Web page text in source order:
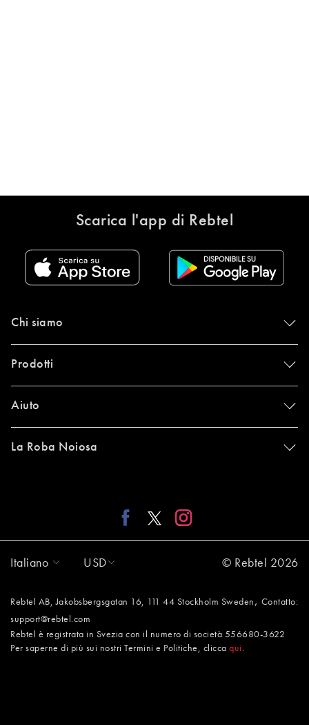
Scarica l'app di Rebtel
Chi siamo
Prodotti
Aiuto
La Roba Noiosa
Italiano USD © Rebtel 2026
Rebtel AB, Jakobsbergsgatan 16, 111 44 Stockholm Sweden , Contatto:
support@rebtel.com
Rebtel è registrata in Svezia con il numero di società 556680-3622
Per saperne di più sui nostri Termini e Politiche, clicca qui .